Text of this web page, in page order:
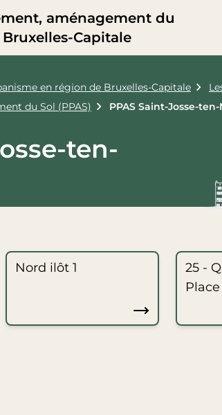
aménagement du
Capitale
en région de Bruxelles-Capitale
du Sol (PPAS)
PPAS Saint-Josse-
ten-
Nord ilôt 1
25 -